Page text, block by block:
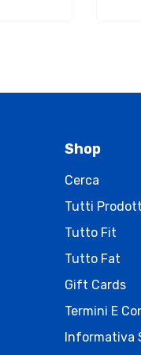
Shop
Cerca
Tutti
Tutto Fit
Tutto Fat
Gift Cards
Termini E
Informativa